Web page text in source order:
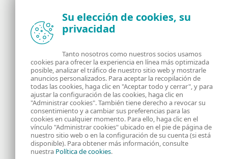
Noticias, opiniones y análisis de la comunidad de
seguridad de ESET
Acerca de RSS Feed
Contáctanos Dirección
Información Legal Política de Cookies
Política de privacidad
Su elección de cookies, su
privacidad
Tanto nosotros como nuestros socios usamos
cookies para ofrecer la experiencia en línea más optimizada
posible, analizar el tráfico de nuestro sitio web y mostrarle
anuncios personalizados. Para aceptar la recopilación de
todas las cookies, haga clic en "Aceptar todo y cerrar", y para
ajustar la configuración de las cookies, haga clic en
"Administrar cookies". También tiene derecho a revocar su
consentimiento y a cambiar sus preferencias para las
cookies en cualquier momento. Para ello, haga clic en el
vínculo "Administrar cookies" ubicado en el pie de página de
nuestro sitio web o en la configuración de su cuenta (si está
disponible). Para obtener más información, consulte
nuestra Política de cookies.